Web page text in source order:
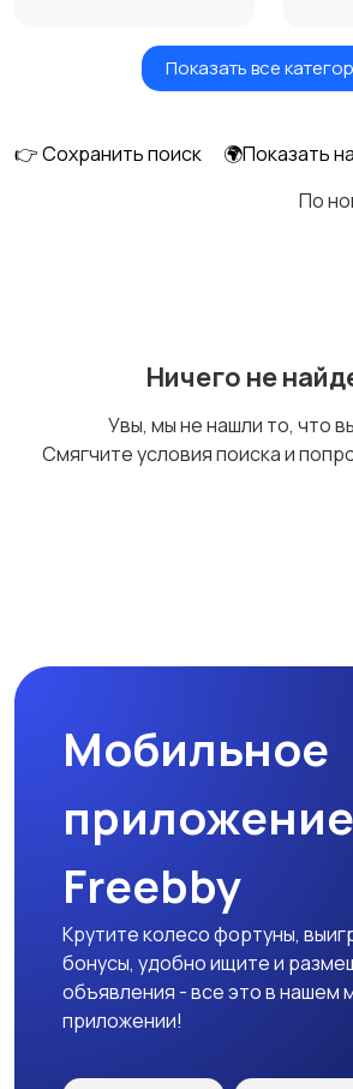
Игры для приставок и
инструменты
Показать все
👉 Сохранить поиск
🌍Показать
По
Ничего не
Увы, мы не нашли то, что
Смягчите условия поиска и
Мобильное
приложение
Freebby
Крутите колесо фортуны,
бонусы, удобно ищите и
объявления - все это в нашем
приложении!